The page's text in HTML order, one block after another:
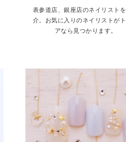
表参道店、銀座店のネイリスト
介。お気に入りのネイリストが
アなら見つかります。